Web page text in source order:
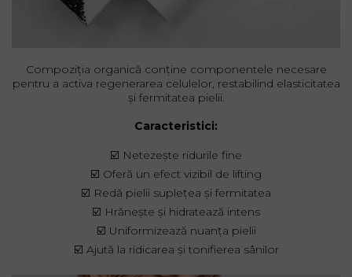
Compoziția organică conține componentele necesare
pentru a activa regenerarea celulelor, restabilind elasticitatea
și fermitatea pielii.
Caracteristici:
☑️ Netezește ridurile fine
☑️ Oferă un efect vizibil de lifting
☑️ Redă pielii suplețea și fermitatea
☑️ Hrănește și hidratează intens
☑️ Uniformizează nuanța pielii
☑️ Ajută la ridicarea și tonifierea sânilor